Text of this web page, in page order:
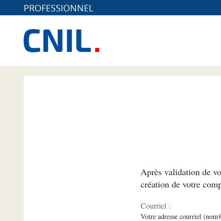
PROFESSIONNEL
Après validation de
création de votre
Courriel :
Votre adresse courriel